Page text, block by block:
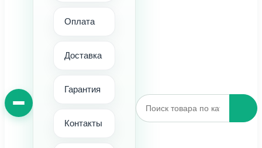
Оплата
Доставка
Гарантия
Контакты